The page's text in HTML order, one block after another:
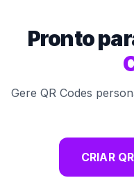
Pronto
Gere QR Codes
CRIAR